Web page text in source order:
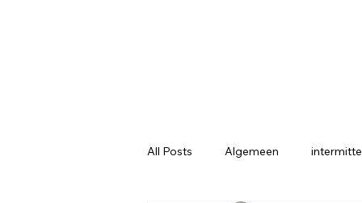
All Posts Algemeen